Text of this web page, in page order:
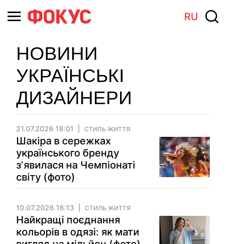
RU
НОВИНИ
УКРАЇНСЬКІ
ДИЗАЙНЕРИ
21.07.2026 18:01 СТИЛЬ ЖИТТЯ
Шакіра в сережках
українського бренду
зʼявилася на Чемпіонаті
світу (фото)
10.07.2026 16:13 СТИЛЬ ЖИТТЯ
Найкращі поєднання
кольорів в одязі: як мати